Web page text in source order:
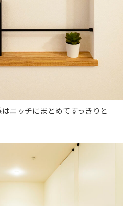
ニッチにまとめてすっきりと